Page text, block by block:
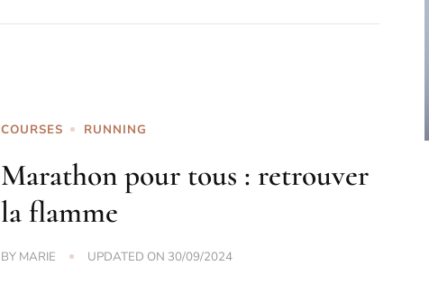
COURSES RUNNING
Marathon pour tous : retrouver
la flamme
BY MARIE UPDATED ON 30/09/2024